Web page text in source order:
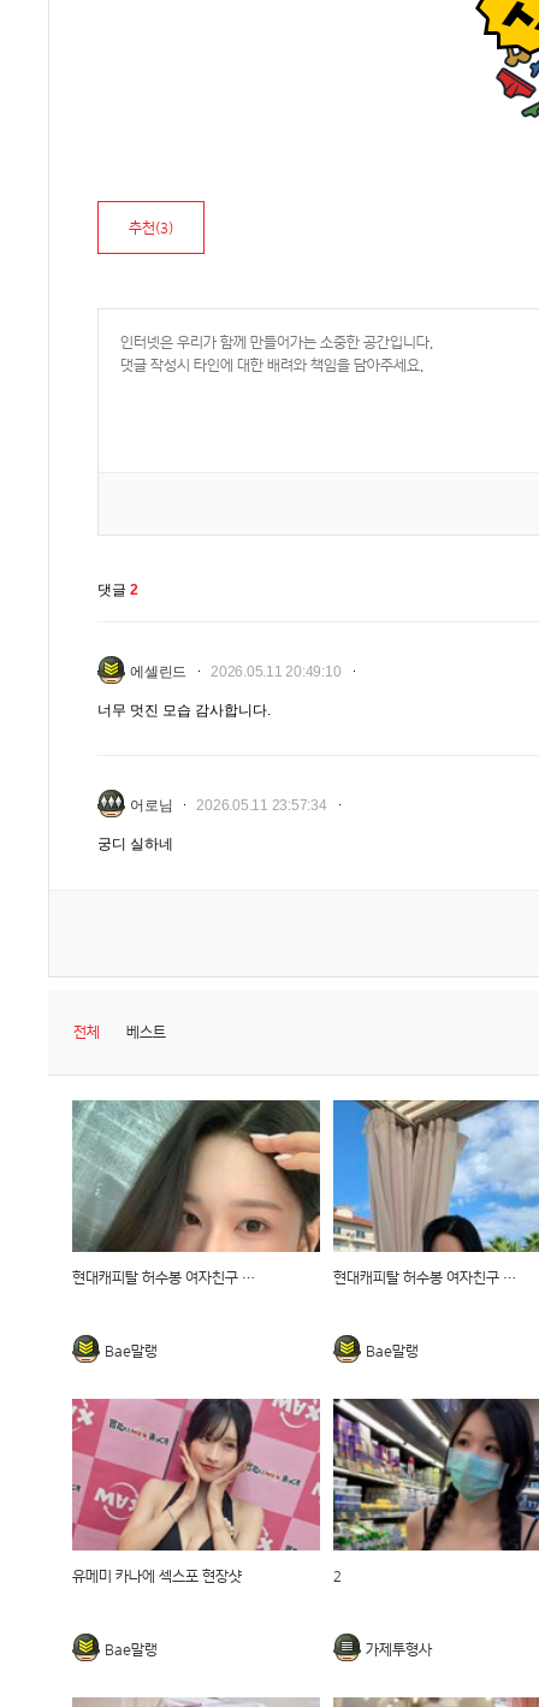
추천(3)
댓글 2
에셀린드 2026.05.11 20:49:10
너무 멋진 모습 감사합니다.
어로님 2026.05.11 23:57:34
궁디 실하네
전체 베스트
현대캐피탈 허수봉 여자친구 외모1
Bae말랭
현대캐피탈 허수봉 여자친구 외모
Bae말랭
유메미 카나에 섹스포 현장샷
Bae말랭
2
가제투형사